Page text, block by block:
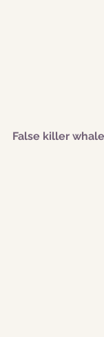
False killer